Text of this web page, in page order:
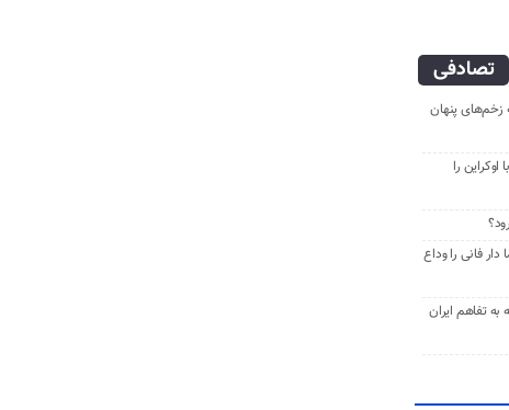
تصادفی
زخم‌های پنهان
را
فانی را وداع
به تفاهم ایران